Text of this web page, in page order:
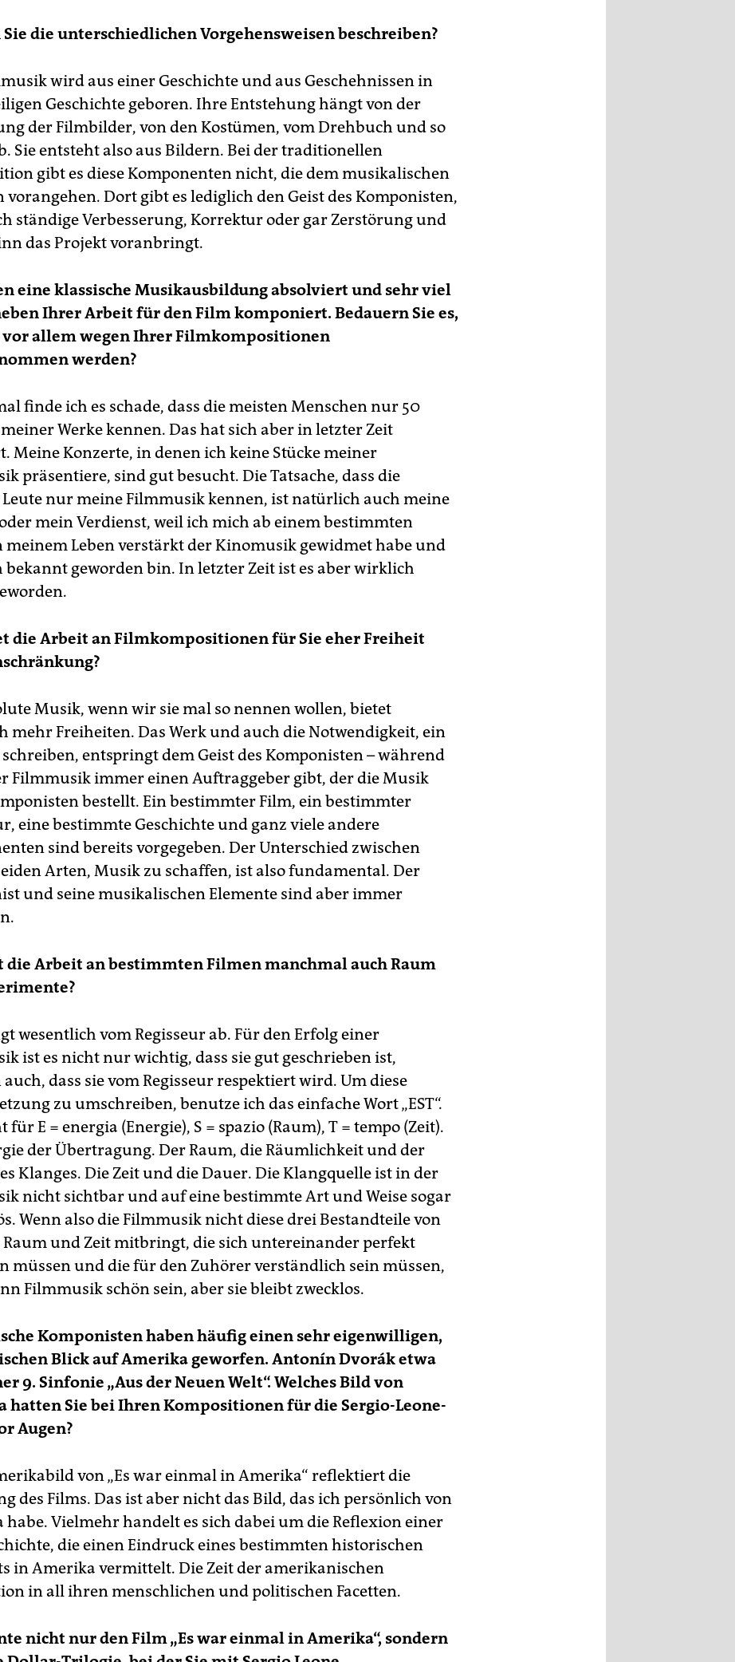
die unterschiedlichen Vorgehensweisen beschreiben?
wird aus einer Geschichte und aus Geschehnissen in
Geschichte geboren. Ihre Entstehung hängt von der
der Filmbilder, von den Kostümen, vom Drehbuch und so
Sie entsteht also aus Bildern. Bei der traditionellen
gibt es diese Komponenten nicht, die dem musikalischen
vorangehen. Dort gibt es lediglich den Geist des Komponisten,
ständige Verbesserung, Korrektur oder gar Zerstörung und
das Projekt voranbringt.
eine klassische Musikausbildung absolviert und sehr viel
Ihrer Arbeit für den Film komponiert. Bedauern Sie es,
vor allem wegen Ihrer Filmkompositionen
werden?
finde ich es schade, dass die meisten Menschen nur 50
Werke kennen. Das hat sich aber in letzter Zeit
Meine Konzerte, in denen ich keine Stücke meiner
präsentiere, sind gut besucht. Die Tatsache, dass die
nur meine Filmmusik kennen, ist natürlich auch meine
mein Verdienst, weil ich mich ab einem bestimmten
meinem Leben verstärkt der Kinomusik gewidmet habe und
bekannt geworden bin. In letzter Zeit ist es aber wirklich
die Arbeit an Filmkompositionen für Sie eher Freiheit
Musik, wenn wir sie mal so nennen wollen, bietet
mehr Freiheiten. Das Werk und auch die Notwendigkeit, ein
entspringt dem Geist des Komponisten – während
Filmmusik immer einen Auftraggeber gibt, der die Musik
bestellt. Ein bestimmter Film, ein bestimmter
eine bestimmte Geschichte und ganz viele andere
sind bereits vorgegeben. Der Unterschied zwischen
Arten, Musik zu schaffen, ist also fundamental. Der
und seine musikalischen Elemente sind aber immer
die Arbeit an bestimmten Filmen manchmal auch Raum
wesentlich vom Regisseur ab. Für den Erfolg einer
ist es nicht nur wichtig, dass sie gut geschrieben ist,
dass sie vom Regisseur respektiert wird. Um diese
zu umschreiben, benutze ich das einfache Wort „EST“.
für E = energia (Energie), S = spazio (Raum), T = tempo (Zeit).
der Übertragung. Der Raum, die Räumlichkeit und der
Klanges. Die Zeit und die Dauer. Die Klangquelle ist in der
nicht sichtbar und auf eine bestimmte Art und Weise sogar
Wenn also die Filmmusik nicht diese drei Bestandteile von
Raum und Zeit mitbringt, die sich untereinander perfekt
müssen und die für den Zuhörer verständlich sein müssen,
Filmmusik schön sein, aber sie bleibt zwecklos.
Komponisten haben häufig einen sehr eigenwilligen,
Blick auf Amerika geworfen. Antonín Dvorák etwa
9. Sinfonie „Aus der Neuen Welt“. Welches Bild von
hatten Sie bei Ihren Kompositionen für die Sergio-Leone-
Augen?
von „Es war einmal in Amerika“ reflektiert die
des Films. Das ist aber nicht das Bild, das ich persönlich von
habe. Vielmehr handelt es sich dabei um die Reflexion einer
die einen Eindruck eines bestimmten historischen
in Amerika vermittelt. Die Zeit der amerikanischen
in all ihren menschlichen und politischen Facetten.
nicht nur den Film „Es war einmal in Amerika“, sondern